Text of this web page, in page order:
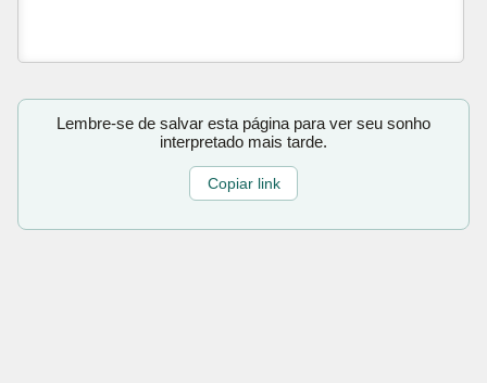
Lembre-se de salvar esta página para ver seu sonho
interpretado mais tarde.
Copiar link